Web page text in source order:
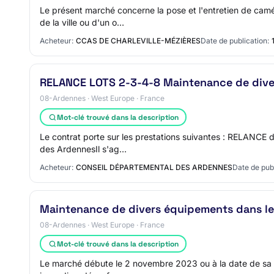
Le présent marché concerne la pose et l'entretien de
de la ville ou d'un o…
Acheteur: CCAS DE CHARLEVILLE-MÉZIÈRESDate de publication:
RELANCE LOTS 2-3-4-8 Maintenance de
08-Ardennes · West Europe · France
Mot-clé trouvé dans la description
Le contrat porte sur les prestations suivantes :
des ArdennesIl s'ag…
Acheteur: CONSEIL DÉPARTEMENTAL DES ARDENNESDate de
Maintenance de divers équipements dans
08-Ardennes · West Europe · France
Mot-clé trouvé dans la description
Le marché débute le 2 novembre 2023 ou à la date de